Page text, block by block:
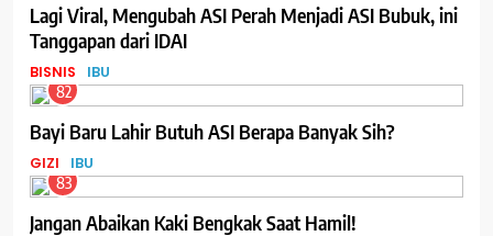
Lagi Viral, Mengubah ASI Perah Menjadi ASI Bubuk, ini
Tanggapan dari IDAI
BISNIS IBU
82
Bayi Baru Lahir Butuh ASI Berapa Banyak Sih?
GIZI IBU
83
Jangan Abaikan Kaki Bengkak Saat Hamil!